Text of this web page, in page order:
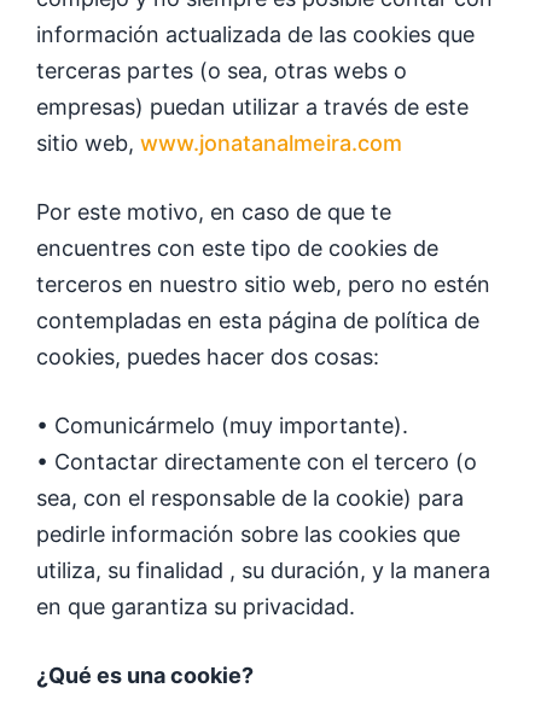
información actualizada de las cookies que
terceras partes (o sea, otras webs o
empresas) puedan utilizar a través de este
sitio web, www.jonatanalmeira.com
Por este motivo, en caso de que te
encuentres con este tipo de cookies de
terceros en nuestro sitio web, pero no estén
contempladas en esta página de política de
cookies, puedes hacer dos cosas:
• Comunicármelo (muy importante).
• Contactar directamente con el tercero (o
sea, con el responsable de la cookie) para
pedirle información sobre las cookies que
utiliza, su finalidad , su duración, y la manera
en que garantiza su privacidad.
¿Qué es una cookie?